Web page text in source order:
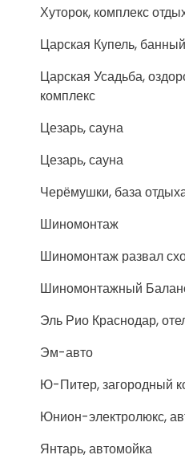
Хуторок, комплекс
Царская Купель,
Царская Усадьба,
комплекс
Цезарь, сауна
Цезарь, сауна
Черёмушки, база
Шиномонтаж
Шиномонтаж развал
Шиномонтажный
Эль Рио Краснодар,
Эм-авто
Ю-Питер, загородный
Юнион-электролюкс,
Янтарь, автомойка